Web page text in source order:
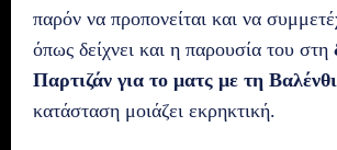
παρόν να προπονείται και να
όπως δείχνει και η παρουσία του στη
Παρτιζάν για το ματς με τη
κατάσταση μοιάζει εκρηκτική.